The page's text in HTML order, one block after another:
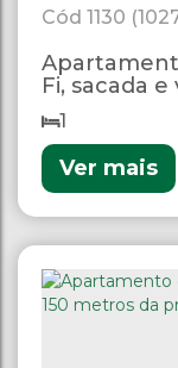
1130
Fi, sacada
1
Ver mais